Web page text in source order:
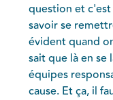
question et
savoir se
évident quand
sait que là en se
équipes
cause. Et ça, il